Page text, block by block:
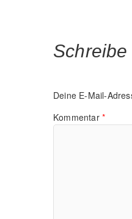
Deine E-Mail-
Kommentar *